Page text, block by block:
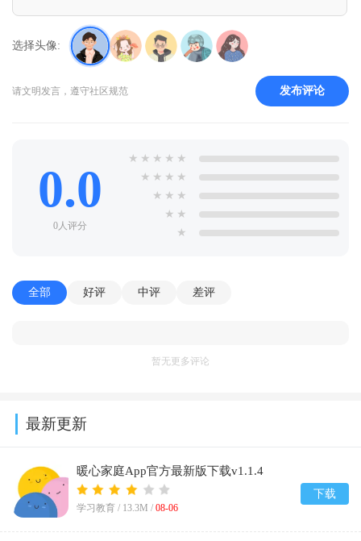
选择头像:
请文明发言，遵守社区规范 发布评论
0.0
0人评分
★ ★ ★ ★ ★
★ ★ ★ ★
★ ★ ★
★ ★
★
全部 好评 中评 差评
暂无更多评论
最新更新
暖心家庭App官方最新版下载v1.1.4
学习教育 / 13.3M / 08-06
下载